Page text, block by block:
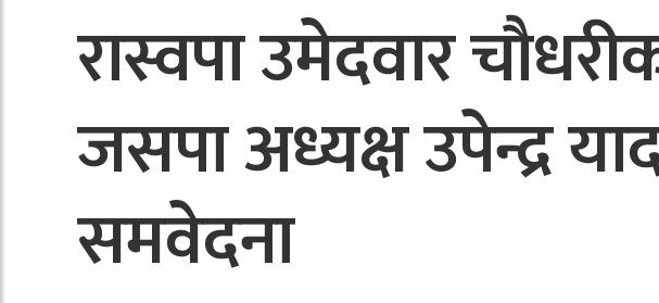
रास्वपा उमेदवार
जसपा अध्यक्ष उपेन्द्र
समवेदना